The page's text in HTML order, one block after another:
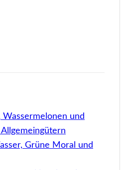
Wassermelonen und
Grüne Moral und